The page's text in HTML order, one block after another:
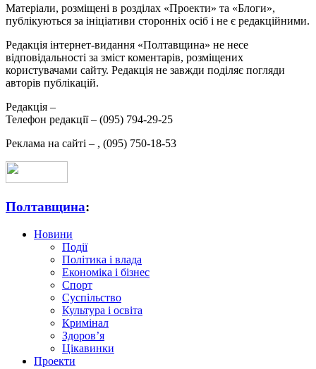
Матеріали, розміщені в розділах «Проекти» та «Блоги»,
публікуються за ініціативи сторонніх осіб і не є редакційними.
Редакція інтернет-видання «Полтавщина» не несе
відповідальності за зміст коментарів, розміщених
користувачами сайту. Редакція не завжди поділяє погляди
авторів публікацій.
Редакція –
Телефон редакції – (095) 794-29-25
Реклама на сайті – , (095) 750-18-53
Полтавщина:
Новини
Події
Політика і влада
Економіка і бізнес
Спорт
Суспільство
Культура і освіта
Кримінал
Здоров’я
Цікавинки
Проекти